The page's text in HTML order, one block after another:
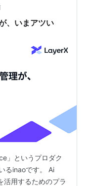
、いまアツい
」というプロダク
るinaoです。 Ai
用するためのプラ